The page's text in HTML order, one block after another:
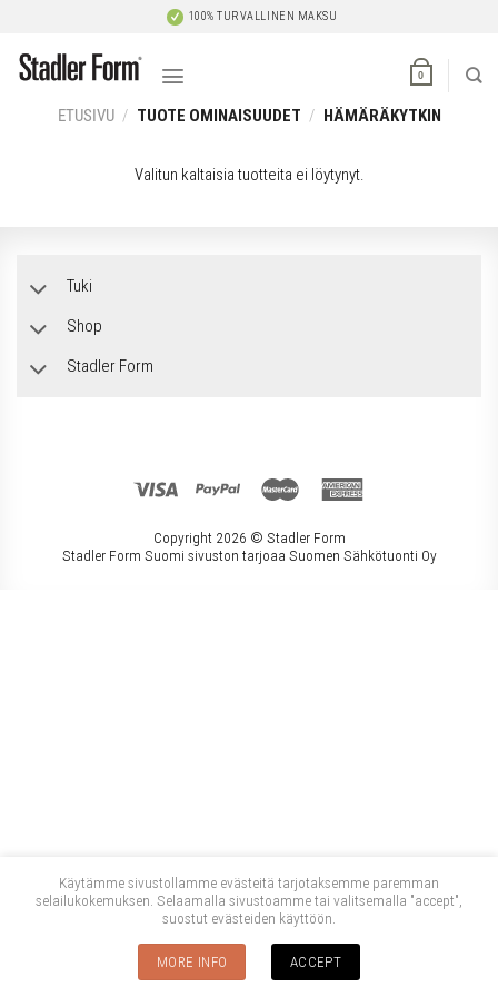
content
100% TURVALLINEN MAKSU
0
ETUSIVU / TUOTE OMINAISUUDET / HÄMÄRÄKYTKIN
Valitun kaltaisia tuotteita ei löytynyt.
Tuki
Shop
Stadler Form
Copyright 2026 © Stadler Form
Stadler Form Suomi sivuston tarjoaa Suomen Sähkötuonti Oy
Käytämme sivustollamme evästeitä tarjotaksemme paremman
selailukokemuksen. Selaamalla sivustoamme tai valitsemalla "accept",
suostut evästeiden käyttöön.
MORE INFO ACCEPT